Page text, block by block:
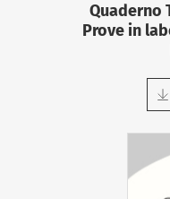
Quaderno
Prove in